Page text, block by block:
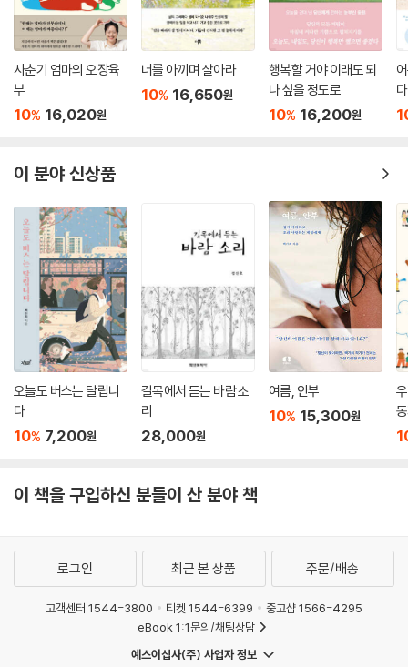
지금의 모습이 되기까지 수많은 장애물을 통과해야 했다. 이제 내 삶은 ‘희
망이 꽃피운 삶’이라고 진심으로 고백한다. 독서와 평생교육으로 성장한
나를 자양분 삼아, ‘한 가정에 한 코치’라는 사명을 이루기 위한 도전은 계
속될 것이다.
사춘기 엄마의 오장육
부
10% 16,020원
너를 아끼며 살아라
10% 16,650원
행복할 거야 이래도 되
나 싶을 정도로
10% 16,200원
다
이 분야 신상품
오늘도 버스는 달립니
다
10% 7,200원
길목에서 듣는 바람 소
리
28,000원
여름, 안부
10% 15,300원
이 책을 구입하신 분들이 산 분야 책
로그인 최근 본 상품 주문/배송
고객센터 1544-3800 티켓 1544-6399
중고샵 1566-4295
eBook 1:1문의/채팅상담
예스이십사(주) 사업자 정보